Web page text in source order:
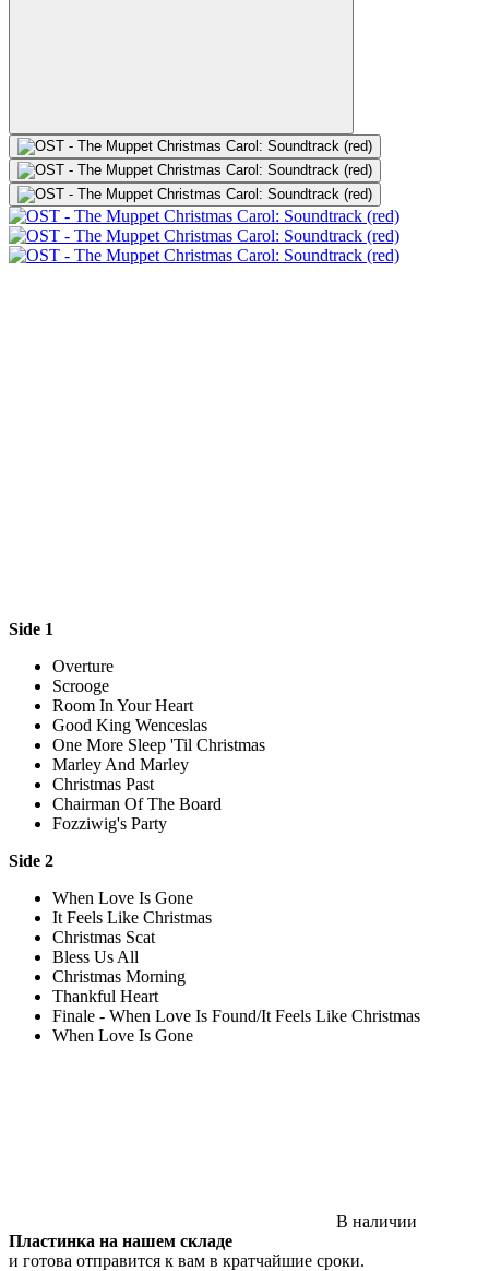
Side 1
Overture
Scrooge
Room In Your Heart
Good King Wenceslas
One More Sleep 'Til Christmas
Marley And Marley
Christmas Past
Chairman Of The Board
Fozziwig's Party
Side 2
When Love Is Gone
It Feels Like Christmas
Christmas Scat
Bless Us All
Christmas Morning
Thankful Heart
Finale - When Love Is Found/It Feels Like Christmas
When Love Is Gone
В наличии
Пластинка на нашем складе
и готова отправится к вам в кратчайшие сроки.